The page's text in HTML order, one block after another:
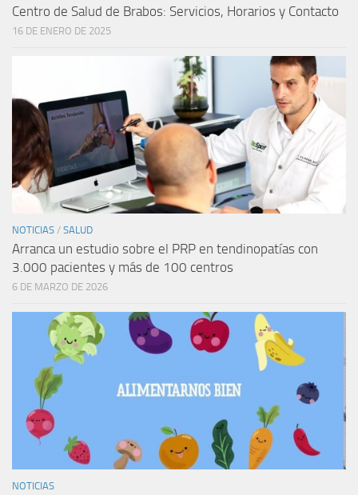
Centro de Salud de Brabos: Servicios, Horarios y Contacto
16 DE ENERO DE 2025
NOTICIAS / SALUD
Arranca un estudio sobre el PRP en tendinopatías con
3.000 pacientes y más de 100 centros
6 DE MARZO DE 2026
NOTICIAS